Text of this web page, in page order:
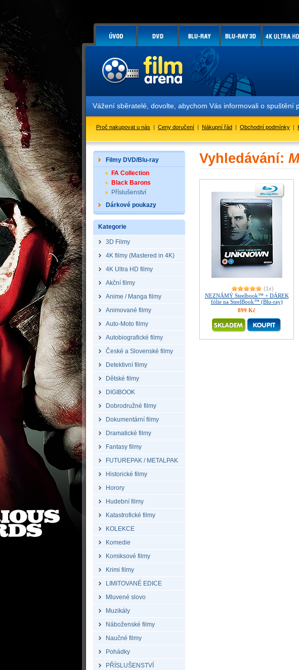
Vážení sběratelé, dovolte, abychom Vás informovali o
Proč nakupovat u nás | Ceny doručení | Nákupní řád | Obchodní podmínky |
Filmy DVD/Blu-ray
FA Collection
Black Barons
Příslušenství
Dárkové poukazy
Kategorie
3D Filmy
4K filmy (Mastered in 4K)
4K Ultra HD filmy
Akční filmy
Anime / Manga filmy
Animované filmy
Auto-Moto filmy
Autobiografické filmy
České a Slovenské filmy
Detektivní filmy
Dětské filmy
DIGIBOOK
Dobrodružné filmy
Dokumentární filmy
Dramatické filmy
Fantasy filmy
FUTUREPAK / METALPAK
Historické filmy
Horory
Hudební filmy
Katastrofické filmy
KOLEKCE
Komedie
Komiksové filmy
Krimi filmy
LIMITOVANÉ EDICE
Mluvené slovo
Muzikály
Náboženské filmy
Naučné filmy
Pohádky
PŘÍSLUŠENSTVÍ
Vyhledávání:
(1x)
NEZNÁMÝ Steelbook™ + DÁREK
fólie na SteelBook™ (Blu-ray)
899 Kč